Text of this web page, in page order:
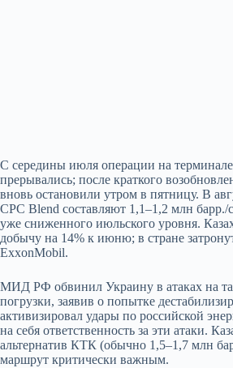
С середины июля операции на
прерывались; после краткого
вновь остановили утром в пятницу. В
CPC Blend составляют 1,1–1,2 млн барр./
уже сниженного июльского уровня.
добычу на 14% к июню; в стране
ExxonMobil.
МИД РФ обвинил Украину в атаках на
погрузки, заявив о попытке
активизировал удары по российской
на себя ответственность за эти атаки.
альтернатив КТК (обычно 1,5–1,7 млн
маршрут критически важным.